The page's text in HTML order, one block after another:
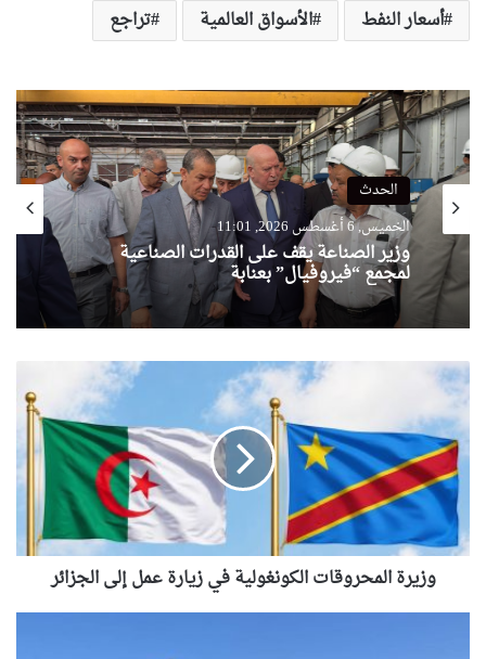
أسعار النفط الأسواق العالمية تراجع
الحدث
الخميس, 6 أغسطس 2026, 11:01
وزير الصناعة يقف على القدرات الصناعية
لمجمع “فيروفيال” بعنابة
وزيرة
المحروقات
الكونغولية
في
زيارة
عمل
إلى
الجزائر
وزيرة المحروقات الكونغولية في زيارة عمل إلى الجزائر